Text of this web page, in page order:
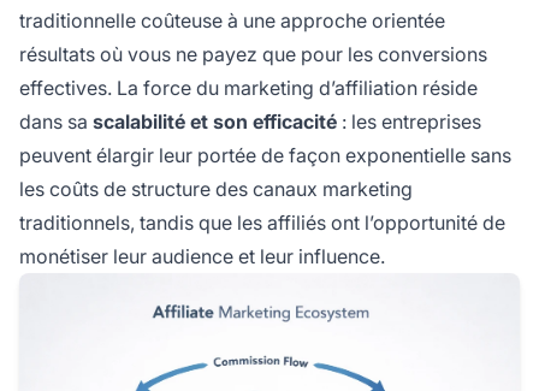
traditionnelle coûteuse à une approche orientée
résultats où vous ne payez que pour les conversions
effectives. La force du marketing d’affiliation réside
dans sa scalabilité et son efficacité : les entreprises
peuvent élargir leur portée de façon exponentielle sans
les coûts de structure des canaux marketing
traditionnels, tandis que les affiliés ont l’opportunité de
monétiser leur audience et leur influence.